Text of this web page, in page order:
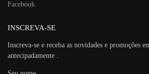
Facebook
INSCREVA-SE
Inscreva-se e receba as novidades e promoções
antecipadamente .